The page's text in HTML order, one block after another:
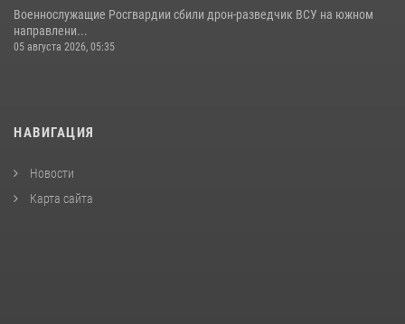
Военнослужащие Росгвардии сбили дрон-разведчик ВСУ на южном
направлени...
05 августа 2026, 05:35
НАВИГАЦИЯ
Новости
Карта сайта